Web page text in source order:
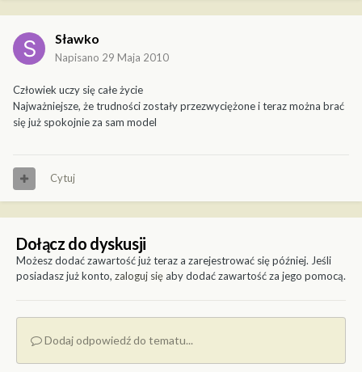
Sławko
Napisano 29 Maja 2010
Człowiek uczy się całe życie
Najważniejsze, że trudności zostały przezwyciężone i teraz można brać
się już spokojnie za sam model
Cytuj
Dołącz do dyskusji
Możesz dodać zawartość już teraz a zarejestrować się później. Jeśli
posiadasz już konto, zaloguj sięaby dodać zawartość za jego pomocą.
Dodaj odpowiedź do tematu...